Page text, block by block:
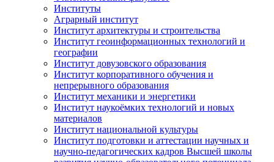
Институты
Аграрный институт
Институт архитектуры и строительства
Институт геоинформационных технологий и
географии
Институт довузовского образования
Институт корпоративного обучения и
непрерывного образования
Институт механики и энергетики
Институт наукоёмких технологий и новых
материалов
Институт национальной культуры
Институт подготовки и аттестации научных и
научно-педагогических кадров Высшей школы